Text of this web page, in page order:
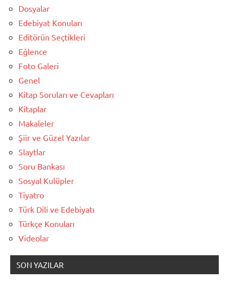
Dosyalar
Edebiyat Konuları
Editörün Seçtikleri
Eğlence
Foto Galeri
Genel
Kitap Soruları ve Cevapları
Kitaplar
Makaleler
Şiir ve Güzel Yazılar
Slaytlar
Soru Bankası
Sosyal Kulüpler
Tiyatro
Türk Dili ve Edebiyatı
Türkçe Konuları
Videolar
SON YAZILAR